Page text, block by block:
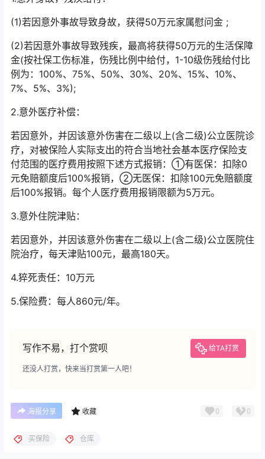
(1)若因意外事故导致身故，获得50万元家属慰问金 ;
(2)若因意外事故导致残疾，最高将获得50万元的生活保障
金(按社保工伤标准，伤残比例中给付，1-10级伤残给付比
例为：100%、75%、50%、30%、20%、15%、10%、
7%、5%、3%);
2.意外医疗补偿：
若因意外，并因该意外伤害在二级以上(含二级)公立医院诊
疗，对被保险人实际支出的符合当地社会基本医疗保险支
付范围的医疗费用按照下述方式报销：①有医保：扣除0
元免赔额度后100%报销，②无医保：扣除100元免赔额度
后100%报销。每个人医疗费用报销限额为5万元。
3.意外住院津贴：
若因意外，并因该意外伤害在二级以上(含二级)公立医院住
院治疗，每天津贴100元，最高180天。
4.猝死责任：10万元
5.保险费：每人860元/年。
写作不易，打个赏呗 给TA打赏
还没人打赏，快来当打赏第一人吧！
海报分享 收藏 0 0
买保险 仓库